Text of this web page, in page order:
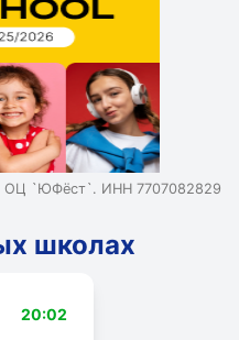
ОЦ `ЮФёст`. ИНН 7707082829
школах
20:02